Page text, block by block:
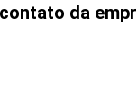
da